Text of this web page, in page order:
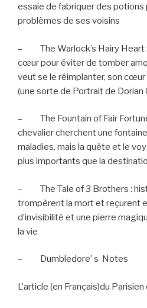
essaie de fabriquer des potions
problèmes de ses voisins
–
The Warlock’s Hairy
cœur pour éviter de tomber
veut se le réimplanter, son
(une sorte de Portrait de Dorian
–
The Fountain of Fair
chevalier cherchent une
maladies, mais la quête et le
plus importants que la
–
The Tale of 3 Brothers :
trompèrent la mort et reçurent
d’invisibilité et une pierre
la vie
– Dumbledore’ s Notes
L’article (en Français)du